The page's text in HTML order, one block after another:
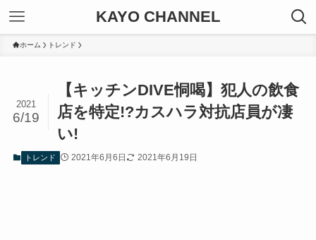
KAYO CHANNEL
ホーム トレンド
【キッチンDIVE恫喝】犯人の飲食
店を特定!?カスハラ対抗店員が凄
い!
2021
6/19
トレンド 2021年6月6日 2021年6月19日